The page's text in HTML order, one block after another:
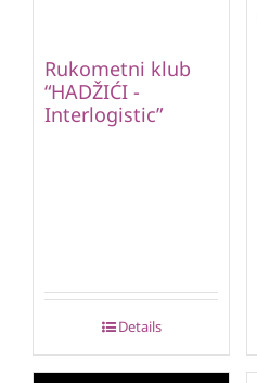
Rukometni klub
“HADŽIĆI -
Interlogistic”
Details